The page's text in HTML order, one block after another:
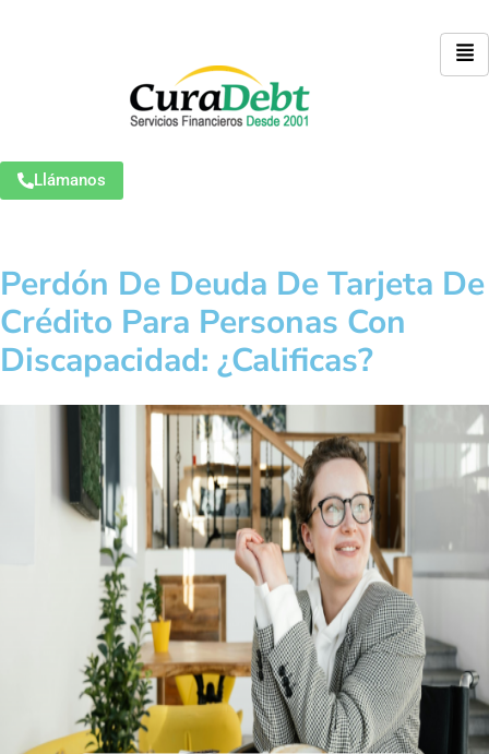
Llámanos
Perdón De Deuda De Tarjeta De
Crédito Para Personas Con
Discapacidad: ¿Calificas?